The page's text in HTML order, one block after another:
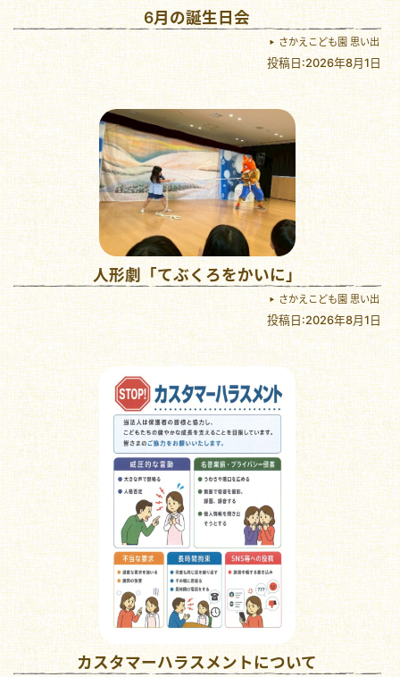
6月の誕生日会
さかえこども園 思い出
投稿日:2026年8月1日
人形劇「てぶくろをかいに」
さかえこども園 思い出
投稿日:2026年8月1日
カスタマーハラスメントについて